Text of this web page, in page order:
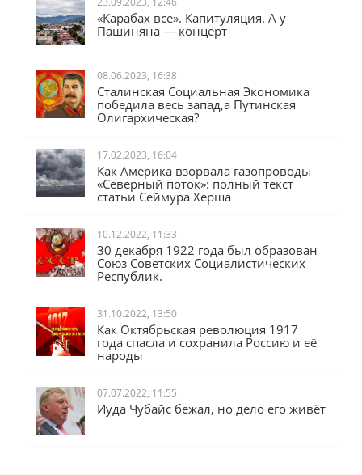
23.09.2023, 12:46
«Карабах всё». Капитуляция. А у
Пашиняна — концерт
08.06.2023, 16:38
Сталинская Социальная Экономика
победила весь запад,а Путинская
Олигархическая?
17.02.2023, 16:04
Как Америка взорвала газопроводы
«Северный поток»: полный текст
статьи Сеймура Херша
10.12.2022, 11:33
30 декабря 1922 года был образован
Союз Советских Социалистических
Республик.
31.10.2022, 13:50
Как Октябрьская революция 1917
года спасла и сохранила Россию и её
народы
07.07.2022, 11:55
Иуда Чубайс бежал, но дело его живёт